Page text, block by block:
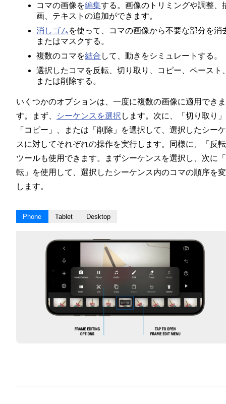
コマの画像を編集する。画像のトリミングや調整、
画、テキストの追加ができます。
消しゴム を使って、コマの画像から不要な部分を消
またはマスクする。
複数のコマを結合 して、動きをシミュレートする。
選択したコマを反転、切り取り、コピー、ペースト
または削除する。
いくつかのオプションは、一度に複数の画像に適用できま
す。まず、
シーケンスを選択 します。次に、「切り取り
「コピー」、または「削除」を選択して、選択したシー
スに対してそれぞれの操作を実行します。同様に、「反
ツールも使用できます。まずシーケンスを選択し、次に
転」を使用して、選択したシーケンス内のコマの順序を
します。
Phone Tablet Desktop